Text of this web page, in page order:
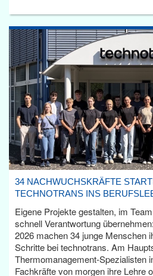
34 NACHWUCHSKRÄFTE
TECHNOTRANS INS
Eigene Projekte gestalten, im
schnell Verantwortung
2026 machen 34 junge Menschen
Schritte bei technotrans. Am
Thermomanagement-Spezialisten
Fachkräfte von morgen ihre Lehre